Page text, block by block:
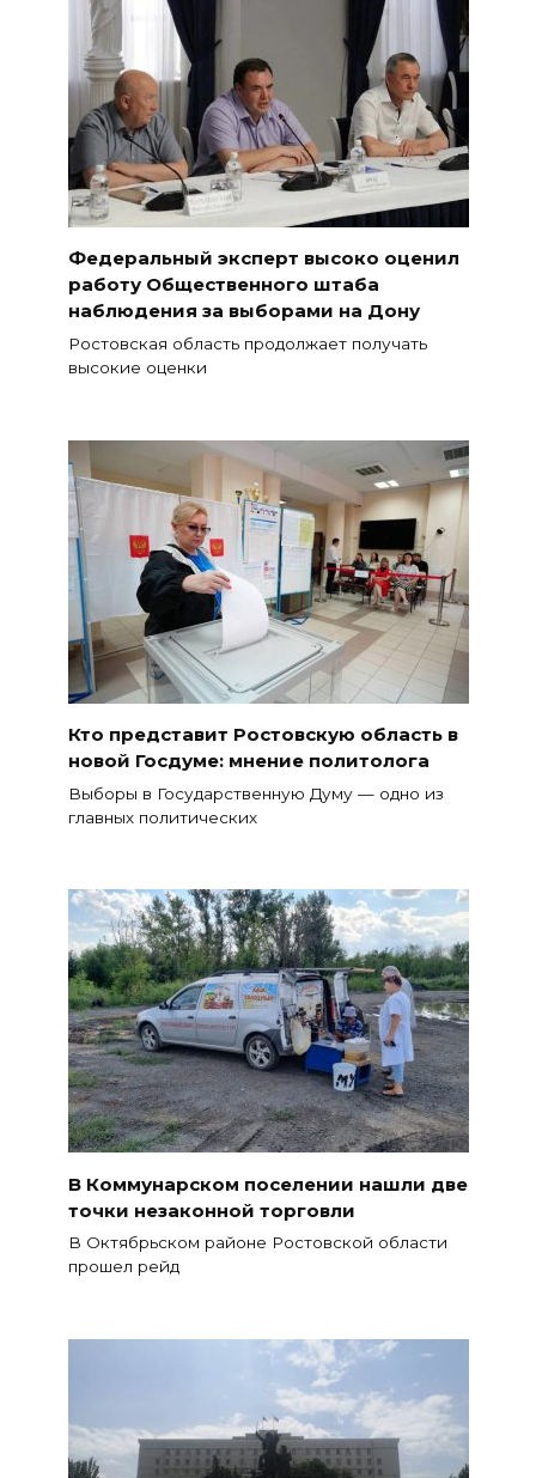
Федеральный эксперт высоко оценил
работу Общественного штаба
наблюдения за выборами на Дону
Ростовская область продолжает получать
высокие оценки
Кто представит Ростовскую область в
новой Госдуме: мнение политолога
Выборы в Государственную Думу — одно из
главных политических
В Коммунарском поселении нашли две
точки незаконной торговли
В Октябрьском районе Ростовской области
прошел рейд